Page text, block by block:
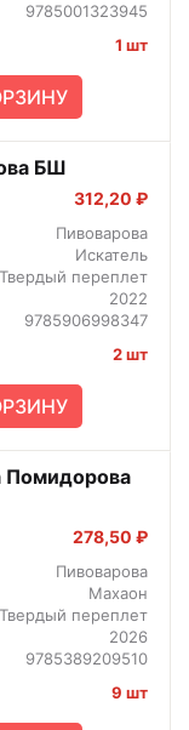
9785001323945
1 шт
БШ
312,20 ₽
Пивоварова
Искатель
переплет
2022
9785906998347
2 шт
Помидорова
278,50 ₽
Пивоварова
Махаон
переплет
2026
9785389209510
9 шт